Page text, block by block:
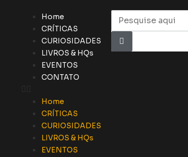
Home
CRÍTICAS
CURIOSIDADES
LIVROS & HQs
EVENTOS
CONTATO
Home
CRÍTICAS
CURIOSIDADES
LIVROS & HQs
EVENTOS